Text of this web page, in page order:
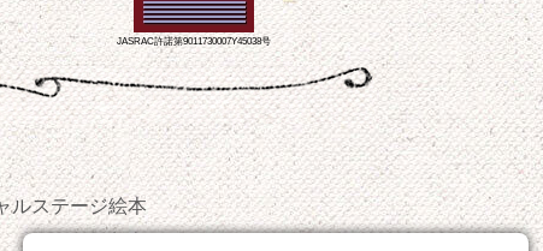
JASRAC許諾第9011730007Y45038号
ルステージ絵本
おやつ